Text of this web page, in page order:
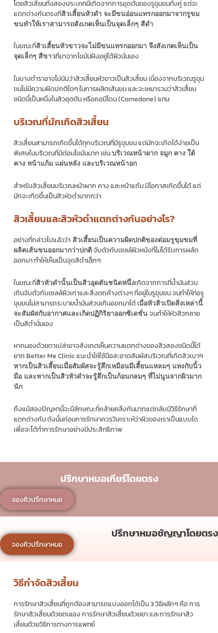
โดยสิวเสี้ยนทั้งสองประเภทนี้เกิดจากการอุดตันของรูขุมขนทั้งคู่ แต่จะ
แตกต่างกันตรงที่สิวเสี้ยนหัวดำ จะมีขนอ่อนแทรกออกมาจากรูขม
ขนทำให้เราสามารถสังเกตเห็นเป็นจุดเล็กๆ สีดำ
ในขณะที่สิวเสี้ยนหัวขาวจะไม่มีขนแทรกออกมา จึงสังเกตเห็นเป็น
จุดเล็กๆ สีขาวที่มาจากไขมันฝังอยู่ใต้ผิวนั่นเอง
ในบางตำราอาจไม่นับว่าสิวเสี้ยนหัวขาวเป็นสิวเสี้ยน เนื่องจากบริเวณรูขุม
ขนไม่มีความผิดปกติใดๆ ในการผลิตเส้นขน และจะเหมารวมว่าสิวเสี้ยน
ชนิดนี้เป็นหนึ่งในสิวอุดตัน หรือคอมีโดน (Comedone) แทน
บริเวณที่มักเกิดสิวเสี้ยน
สิวเสี้ยนสามารถเกิดขึ้นได้ทุกบริเวณที่มีรูขุมขน แต่มักจะเกิดได้ง่ายเป็น
พิเศษในบริเวณที่มีต่อมไขมันมาก เช่นบริเวณหน้าผาก จมูก คาง ใต้
คาง หน้าแก้ม แผ่นหลัง และบริเวณหน้าอก
สำหรับสิวเสี้ยนบริเวณหน้าผาก คาง และหน้าแก้ม มีโอกาสเกิดขึ้นได้ แต่
มักจะเกิดขึ้นเป็นสิวหัวดำมากกว่า
สิวเสี้ยนและสิวหัวดำแตกต่างกันอย่างไร?
อย่างที่กล่าวไปแล้วว่า สิวเสี้ยนเป็นความผิดปกติของต่อมรูขุมขมที่
ผลิตเส้นขนออกมากว่าปกติจับตัวกับเซลล์ผิวหนังที่ไม่ได้รับการผลัด
ออกมา ทำให้เห็นเป็นจุดสีดำเล็กๆ
ในขณะที่สิวหัวดำนั้นเป็นสิวอุดตันชนิดหนึ่งเกิดจากการที่น้ำมันส่วน
เกินจับตัวกับเซลล์ผิวเก่าและสิ่งตกค้างต่างๆ ที่อยู่ในรูขุมขน จนทำให้ท่อรู
ขุมขนไม่สามารถระบายน้ำมันส่วนเกินออกมาได้ เมื่อหัวสิวเปิดสิ่งเหล่านี้
จะสัมผัสกับอากาศและเกิดปฏิกิริยาออกซิเดชั่น จนทำให้หัวสิวกลาย
เป็นสีดำนั่นเอง
หากมองด้วยตาเปล่าอาจสังเกตเห็นความแตกต่างของสิวสองชนิดนี้ได้
ยาก Better Me Clinic แนะนำให้ใช้มือสะอาดสัมผัสบริเวณที่เกิดสิวเบาๆ
หากเป็นสิวเสี้ยนเมื่อสัมผัสจะรู้สึกเหมือนมีเสี้ยนแหลมๆ แทงกับนิ้ว
มือ และหากเป็นสิวหัวดำจะรู้สึกเป็นก้อนกลมๆ ที่ไม่นูนจากผิวมาก
นัก
ถึงแม้สองปัญหานี้จะมีลักษณะที่คล้ายคลึงกันมากแต่กลับมีวิธีรักษาที่
แตกต่างกัน ดังนั้นก่อนการรักษาควรวิเคราะห์ว่าผิวของเราเป็นแบบใด
เพื่อจะได้ทำการรักษาอย่างมีประสิทธิภาพ
ปรึกษาหมอเกียร์โดยตรง
จองคิวปรึกษาหมอ
ปรึกษาหมอชัญญาโดยตรง
จองคิวปรึกษาหมอ
วิธีกำจัดสิวเสี้ยน
การรักษาสิวเสี้ยนที่ถูกต้องสามารถแบ่งออกได้เป็น 3 วิธีหลักๆ คือ การ
รักษาสิวเสี้ยนด้วยตนเอง การรักษาสิวเสี้ยนด้วยยา และการรักษาสิว
เสี้ยนด้วยวิธีการทางการแพทย์